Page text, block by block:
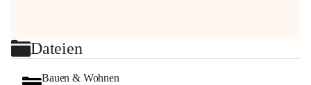
Dateien
Bauen & Wohnen